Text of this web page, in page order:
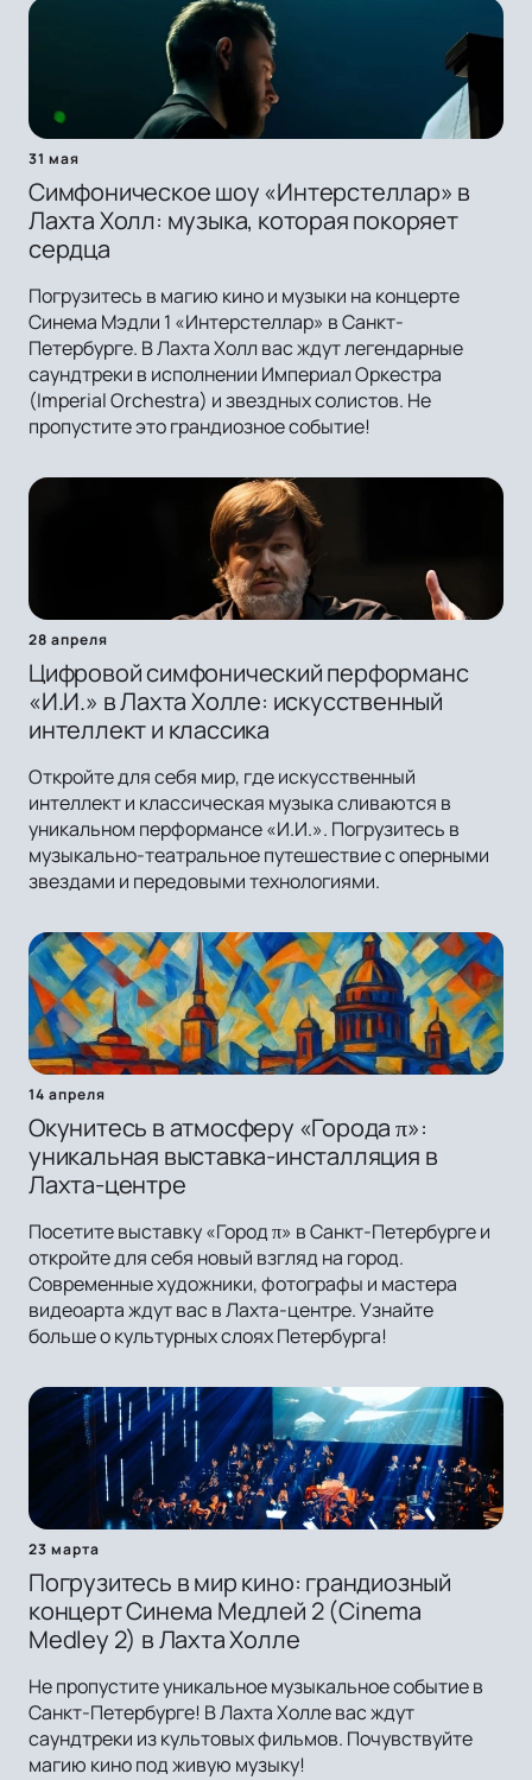
31 мая
Симфоническое шоу «Интерстеллар» в
Лахта Холл: музыка, которая покоряет
сердца
Погрузитесь в магию кино и музыки на концерте
Синема Мэдли 1 «Интерстеллар» в Санкт-
Петербурге. В Лахта Холл вас ждут легендарные
саундтреки в исполнении Империал Оркестра
(Imperial Orchestra) и звездных солистов. Не
пропустите это грандиозное событие!
28 апреля
Цифровой симфонический перформанс
«И.И.» в Лахта Холле: искусственный
интеллект и классика
Откройте для себя мир, где искусственный
интеллект и классическая музыка сливаются в
уникальном перформансе «И.И.». Погрузитесь в
музыкально-театральное путешествие с оперными
звездами и передовыми технологиями.
14 апреля
Окунитесь в атмосферу «Города π»:
уникальная выставка-инсталляция в
Лахта-центре
Посетите выставку «Город π» в Санкт-Петербурге и
откройте для себя новый взгляд на город.
Современные художники, фотографы и мастера
видеоарта ждут вас в Лахта-центре. Узнайте
больше о культурных слоях Петербурга!
23 марта
Погрузитесь в мир кино: грандиозный
концерт Синема Медлей 2 (Cinema
Medley 2) в Лахта Холле
Не пропустите уникальное музыкальное событие в
Санкт-Петербурге! В Лахта Холле вас ждут
саундтреки из культовых фильмов. Почувствуйте
магию кино под живую музыку!